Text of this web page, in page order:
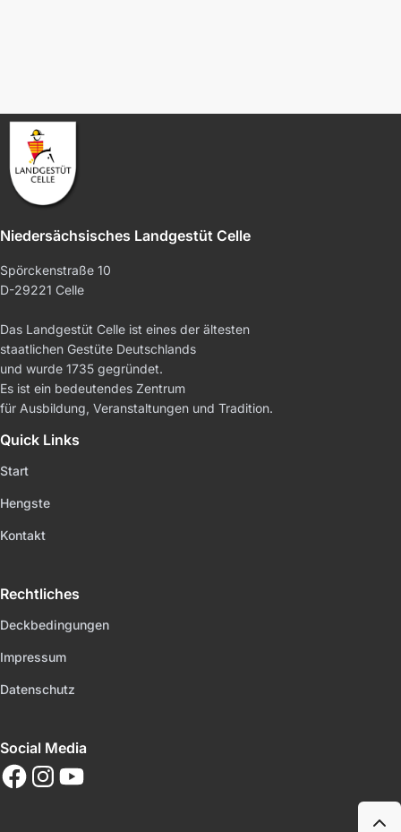
Niedersächsisches Landgestüt Celle
Spörckenstraße 10
D-29221 Celle
Das Landgestüt Celle ist eines der ältesten
staatlichen Gestüte Deutschlands
und wurde 1735 gegründet.
Es ist ein bedeutendes Zentrum
für Ausbildung, Veranstaltungen und Tradition.
Quick Links
Start
Hengste
Kontakt
Rechtliches
Deckbedingungen
Impressum
Datenschutz
Social Media